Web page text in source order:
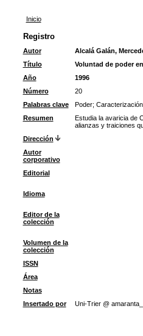
Inicio
Registro
Autor
Alcalá Galán,
Título
Voluntad de poder
Año
1996
Número
20
Palabras clave
Poder; Caracterización
Resumen
Estudia la avaricia de
alianzas y traiciones
Dirección
Autor
corporativo
Editorial
Idioma
Editor de la
colección
Volumen de la
colección
ISSN
Área
Notas
Insertado por
Uni-Trier @